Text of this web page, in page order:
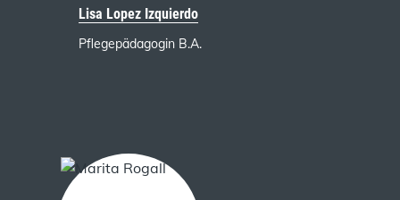
Lisa Lopez Izquierdo
Pflegepädagogin B.A.